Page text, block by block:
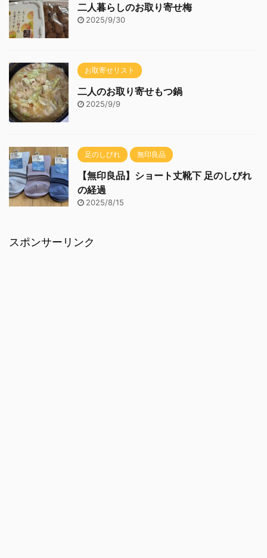
二人暮らしのお取り寄せ梅
2025/9/30
お取寄せリスト
二人のお取り寄せもつ鍋
2025/9/9
足のしびれ 無印良品
【無印良品】ショート丈靴下 足のしびれ
の経過
2025/8/15
スポンサーリンク